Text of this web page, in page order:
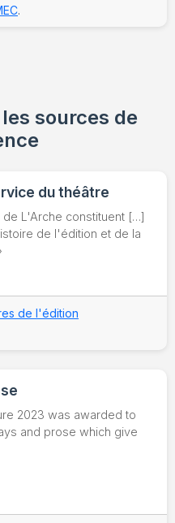
.
sources de
du théâtre
L'Arche constituent […]
de l'édition et de la
de l'édition
2023 was awarded to
and prose which give